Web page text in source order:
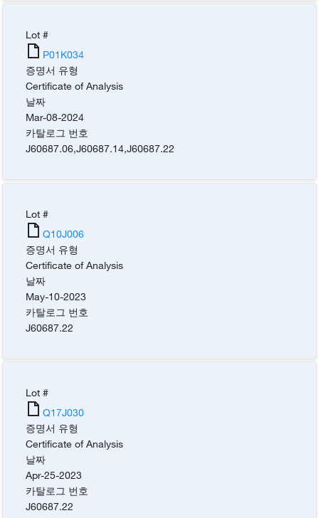
Lot #
P01K034
증명서 유형
Certificate of Analysis
날짜
Mar-08-2024
카탈로그 번호
J60687.06,J60687.14,J60687.22
Lot #
Q10J006
증명서 유형
Certificate of Analysis
날짜
May-10-2023
카탈로그 번호
J60687.22
Lot #
Q17J030
증명서 유형
Certificate of Analysis
날짜
Apr-25-2023
카탈로그 번호
J60687.22